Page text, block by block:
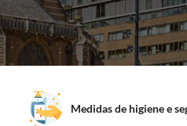
Medidas de higiene e